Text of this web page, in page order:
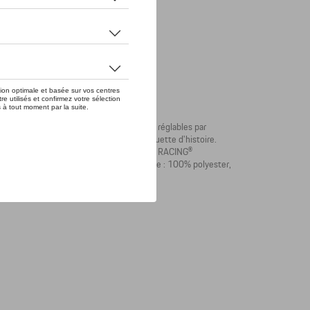
et à l'intérieur. Capuche et ourlet réglables par
impression MARTINI RACING® et étiquette d'histoire.
sur la manche gauche. Logo MARTINI RACING®
: 100% nylon, doublure de la manche : 100% polyester,